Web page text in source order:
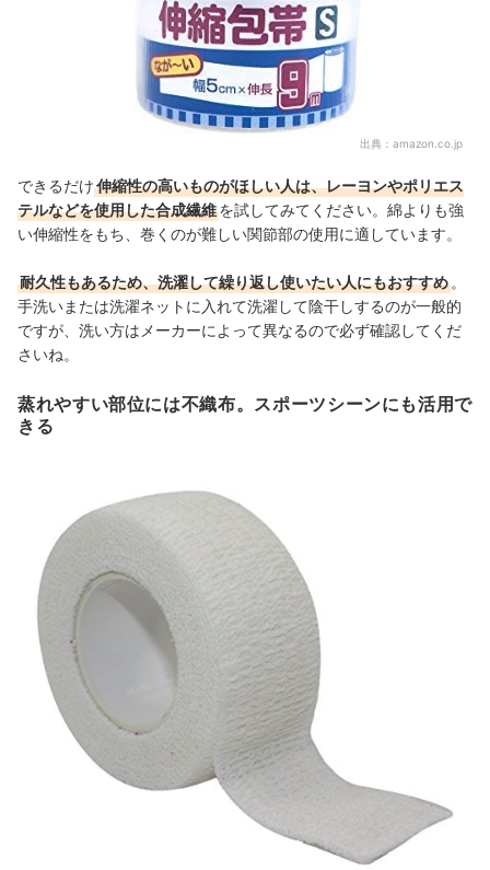
出典： amazon.co.jp
できるだけ伸縮性の高いものがほしい人は、レーヨンやポリエス
テルなどを使用した合成繊維を試してみてください。綿よりも強
い伸縮性をもち、巻くのが難しい関節部の使用に適しています。
耐久性もあるため、洗濯して繰り返し使いたい人にもおすすめ 。
手洗いまたは洗濯ネットに入れて洗濯して陰干しするのが一般的
ですが、洗い方はメーカーによって異なるので必ず確認してくだ
さいね。
蒸れやすい部位には不織布。スポーツシーンにも活用で
きる